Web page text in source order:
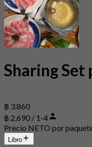
Sharing Set
฿ 3.860
฿ 2,690 / 1-4
Precio NETO por
Libro